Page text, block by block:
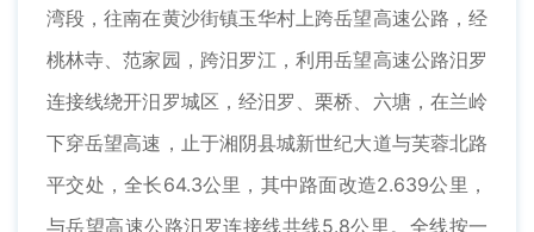
湾段，往南在黄沙街镇玉华村上跨岳望高速公路，经
桃林寺、范家园，跨汨罗江，利用岳望高速公路汨罗
连接线绕开汨罗城区，经汨罗、栗桥、六塘，在兰岭
下穿岳望高速，止于湘阴县城新世纪大道与芙蓉北路
平交处，全长64.3公里，其中路面改造2.639公里，
与岳望高速公路汨罗连接线共线5.8公里。全线按一